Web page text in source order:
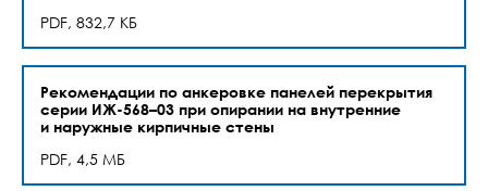
PDF, 832,7 КБ
Рекомендации по анкеровке панелей перекрытия
серии ИЖ-568–03 при опирании на внутренние
и наружные кирпичные стены
PDF, 4,5 МБ